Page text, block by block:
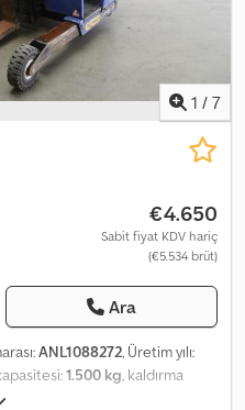
1 / 7
€4.650
Sabit fiyat KDV hariç
(€5.534 brüt)
Ara
ANL1088272, Üretim yılı:
1.500 kg, kaldırma